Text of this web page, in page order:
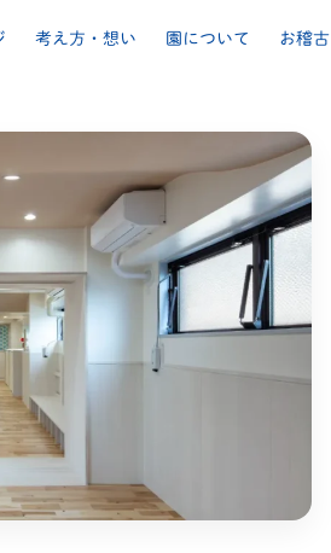
考え方・想い 園について お稽古